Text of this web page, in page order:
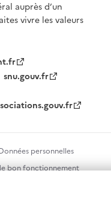
auprès d’un
vivre les valeurs
snu.gouv.fr
personnelles
bon fonctionnement